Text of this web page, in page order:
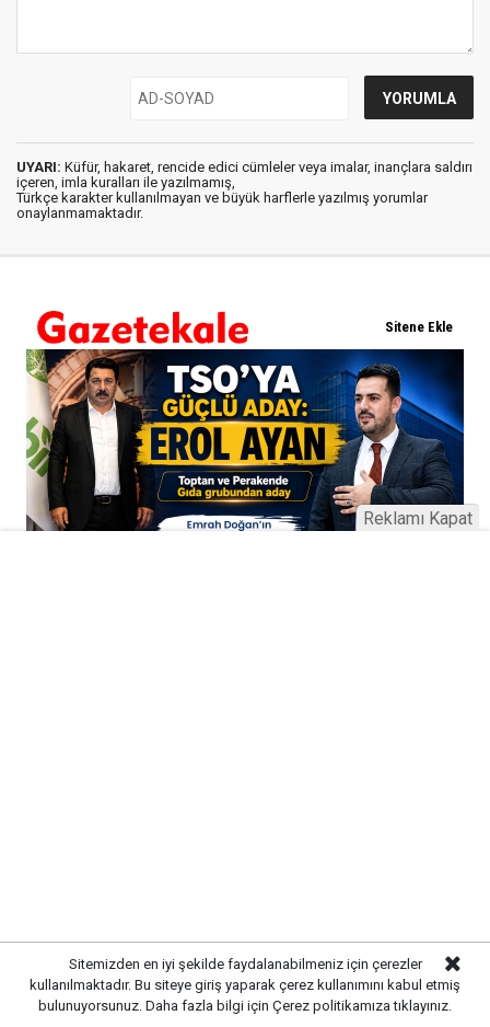
UYARI: Küfür, hakaret, rencide edici cümleler veya imalar, inançlara saldırı
içeren, imla kuralları ile yazılmamış,
Türkçe karakter kullanılmayan ve büyük harflerle yazılmış yorumlar
onaylanmamaktadır.
Yayınlanma: 07 Ağustos 2026 Cuma 13:07
Sitemizden en iyi şekilde faydalanabilmeniz için çerezler
kullanılmaktadır. Bu siteye giriş yaparak çerez kullanımını kabul etmiş
bulunuyorsunuz. Daha fazla bilgi için Çerez politikamıza tıklayınız.
Reklamı Kapat